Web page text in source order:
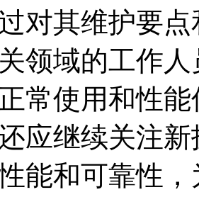
对其维护要
领域的工作
常使用和性
应继续关注
能和可靠性